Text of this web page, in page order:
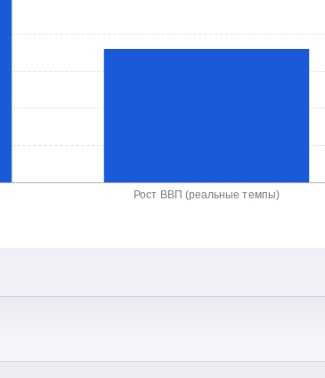
Рост ВВП (реальные темпы)